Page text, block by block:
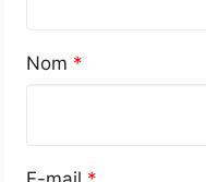
Nom *